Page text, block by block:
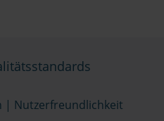
| Nutzerfreundlichkeit